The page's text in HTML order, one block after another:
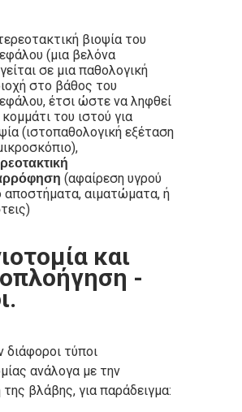
βιοψία του
(μια βελόνα
σε μια παθολογική
στο βάθος του
έτσι ώστε να ληφθεί
του ιστού για
(ιστοπαθολογική εξέταση
(αφαίρεση υγρού
αποστήματα, αιματώματα, ή
και
-
διάφοροι τύποι
ανάλογα με την
της βλάβης, για παράδειγμα: